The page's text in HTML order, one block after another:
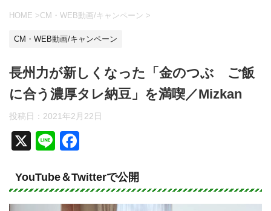
HOME >CM・WEB動画/キャンペーン >
CM・WEB動画/キャンペーン
長州力が新しくなった「金のつぶ ご飯
に合う濃厚タレ納豆」を満喫／Mizkan
投稿日： 2021年2月22日
X
Li
e
c
e
YouTube＆Twitterで公開